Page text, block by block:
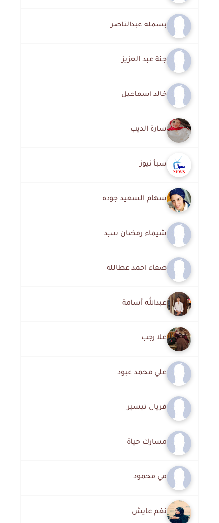
بسمله عبدالناصر
جنة عبد العزيز
خالد اسماعيل
سارة الديب
سبأ نيوز
سهام السعيد جوده
شيماء رمضان سيد
صفاء احمد عطالله
عبدالله أسامة
علا رجب
علي محمد عبود
فريال تيسير
مسارك حياة
مي محمود
نغم عايش